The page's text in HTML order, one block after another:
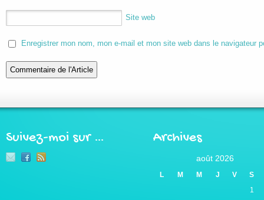
Site web
Enregistrer mon nom, mon e-mail et mon site web dans le navigateur
Suivez-moi sur … Archives
août 2026
L M M J V S
1